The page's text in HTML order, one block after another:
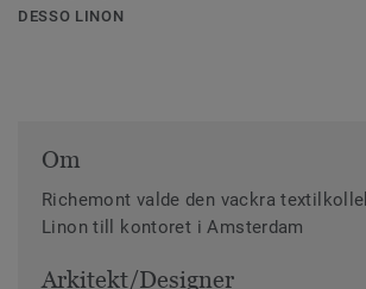
DESSO LINON
Om
Richemont valde den vackra
Linon till kontoret i Amsterdam
Arkitekt/Designer